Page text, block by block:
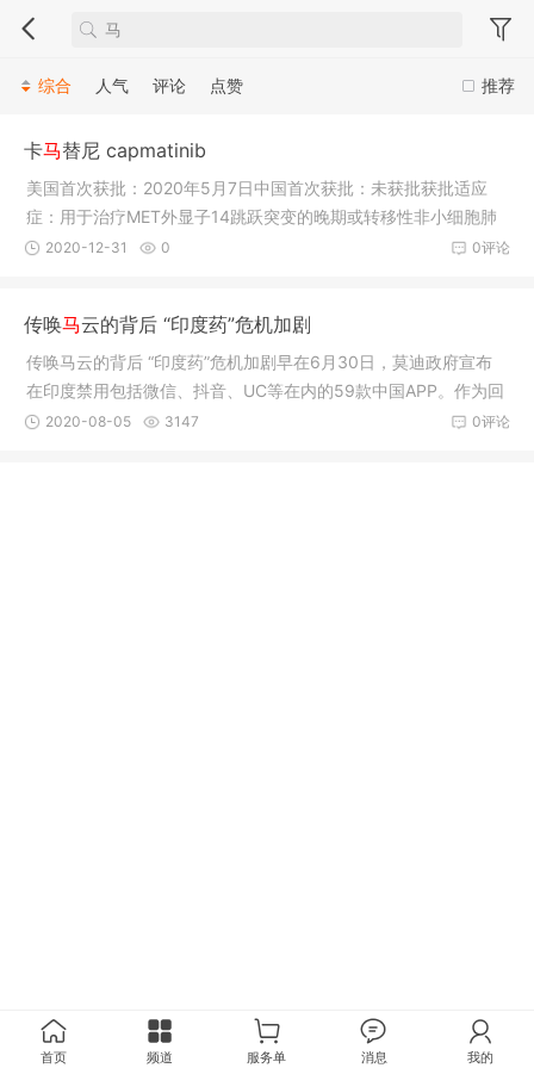
推荐
综合 人气 评论 点赞
卡马替尼 capmatinib
美国首次获批：2020年5月7日中国首次获批：未获批获批适应
症：用于治疗MET外显子14跳跃突变的晚期或转移性非小细胞肺
癌(NSCLC)患
0评论
2020-12-31 0
传唤马云的背后 “印度药”危机加剧
传唤马云的背后 “印度药”危机加剧早在6月30日，莫迪政府宣布
在印度禁用包括微信、抖音、UC等在内的59款中国APP。作为回
应，阿
0评论
2020-08-05 3147
首页 频道 服务单 消息 我的